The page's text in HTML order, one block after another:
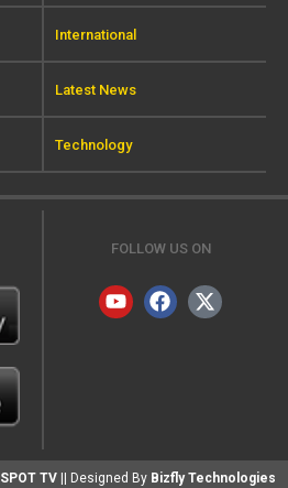
International
Latest News
Technology
FOLLOW US ON
SPOT TV || Designed By Bizfly Technologies